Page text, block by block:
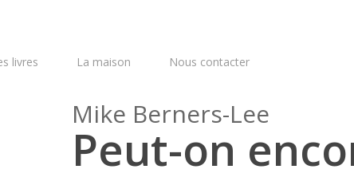
livres La maison Nous contacter
Mike Berners-Lee
Peut-on